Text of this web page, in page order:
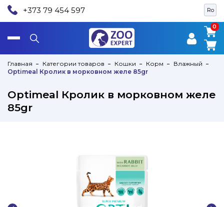
Ro
+373 79 454 597
0
0
Главная Категории товаров Кошки Корм
Влажный
Optimeal Кролик в морковном желе 85gr
Optimeal Кролик в морковном желе
85gr